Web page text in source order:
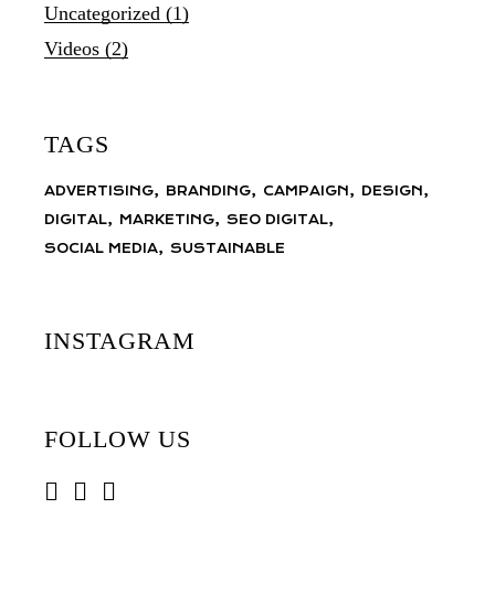
Uncategorized (1)
Videos (2)
TAGS
ADVERTISING BRANDING CAMPAIGN
DESIGN
DIGITAL
MARKETING
SEO DIGITAL
SOCIAL MEDIA
SUSTAINABLE
INSTAGRAM
FOLLOW US